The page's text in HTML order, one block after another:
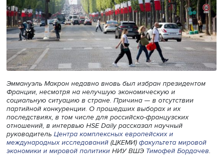
Эммануэль Макрон недавно вновь был избран
Франции, несмотря на нелучшую экономическую и
социальную ситуацию в стране. Причина — в отсутствии
партийной конкуренции. О прошедших выборах и их